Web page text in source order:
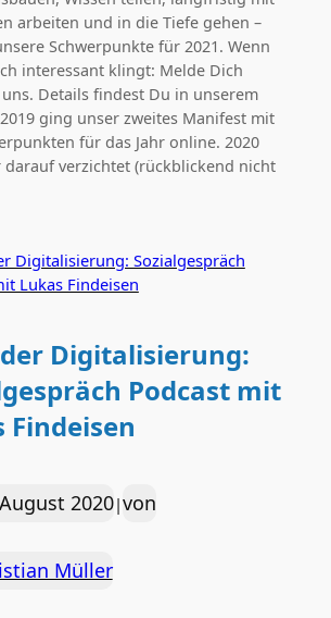
arbeiten und in die Tiefe gehen –
Schwerpunkte für 2021. Wenn
interessant klingt: Melde Dich
Details findest Du in unserem
ging unser zweites Manifest mit
für das Jahr online. 2020
darauf verzichtet (rückblickend nicht
Digitalisierung:
Podcast mit
Findeisen
2020|von
Müller